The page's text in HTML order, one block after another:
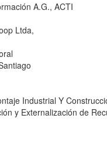
A.G., ACTI
Ltda,
Industrial Y
y Externalización de